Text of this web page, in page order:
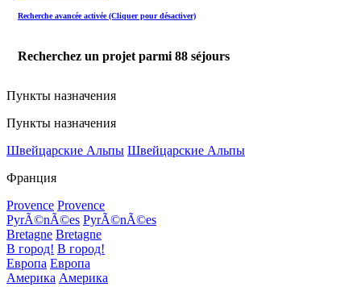
Recherche avancée activée (Cliquer pour désactiver)
Recherchez un projet parmi 88 séjours
Пункты назначения
Пункты назначения
Швейцарские Альпы Швейцарские Альпы
Франция
Provence Provence
PyrÃ©nÃ©es PyrÃ©nÃ©es
Bretagne Bretagne
В город! В город!
Европа Европа
Америка Америка